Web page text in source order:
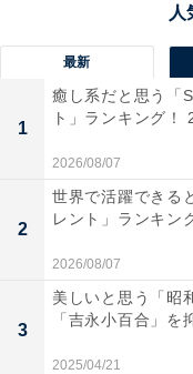
伊根町にある「舟屋
特の舟屋群を一望で
ョン抜群の道の駅
の特産品や海産物
と共に伊根ならでは
の歴史や文化に触れ
さに旅の醍醐味（
って一息つくもよし
やしの観光拠点です。
回答者からは「伊根
す」（50代男性／
最新
1
癒し系だと思う「
ト」ランキング！
2026/08/07
2
世界で活躍できる
レント」ランキン
2026/08/07
3
美しいと思う「昭
「吉永小百合」を
2025/04/21